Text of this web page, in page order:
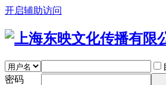
开启辅助访问
密码